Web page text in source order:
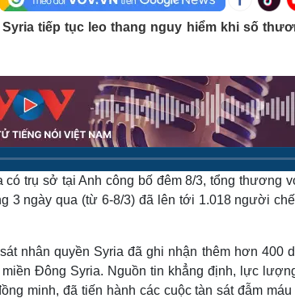
Thể thao
Thế giới thể thao
eSports
Hậu trường
Ô tô - Xe máy
Tư vấn
Văn hóa
Sân khấu - Điện ảnh
Văn học
Âm nhạc
Nghệ sĩ
Thời trang
Sao Việt
tiếp tục leo thang nguy hiểm khi số
trụ sở tại Anh công bố đêm 8/3, tổng thương
3 ngày qua (từ 6-8/3) đã lên tới 1.018 người
nhân quyền Syria đã ghi nhận thêm hơn 400
Đông Syria. Nguồn tin khẳng định, lực
minh, đã tiến hành các cuộc tàn sát đẫm